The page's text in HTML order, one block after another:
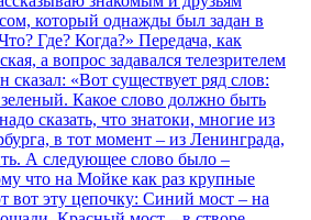
который однажды был задан в
Где? Когда?» Передача, как
а вопрос задавался телезрителем
сказал: «Вот существует ряд слов:
Какое слово должно быть
сказать, что знатоки, многие из
в тот момент – из Ленинграда,
А следующее слово было –
что на Мойке как раз крупные
вот эту цепочку: Синий мост – на